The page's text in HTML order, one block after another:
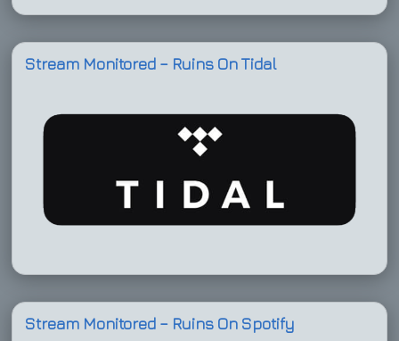
Stream Monitored – Ruins On Tidal
Stream Monitored – Ruins On Spotify